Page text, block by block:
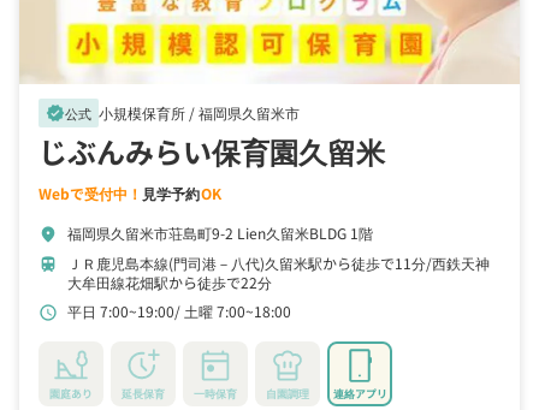
verified公式 小規模保育所 /福岡県久留米市
じぶんみらい保育園久留米
Webで受付中！ 見学予約OK
location_on 福岡県久留米市荘島町9-2 Lien久留米BLDG 1階
train ＪＲ鹿児島本線(門司港－八代)久留米駅から徒歩で11分 西鉄天神
大牟田線花畑駅から徒歩で22分
schedule 平日 7:00~19:00 土曜 7:00~18:00
園庭あり 延長保育 一時保育 自園調理 連絡アプリ